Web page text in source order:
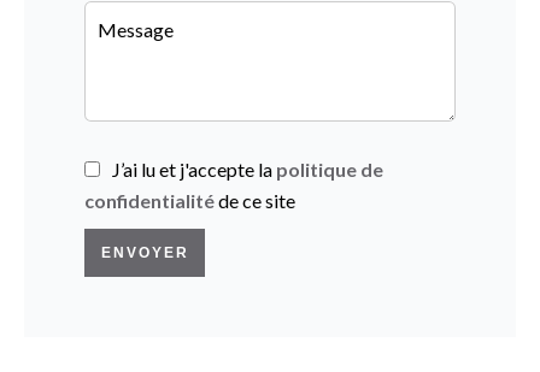
J’ai lu et j'accepte la politique de
confidentialitéde ce site
ENVOYER